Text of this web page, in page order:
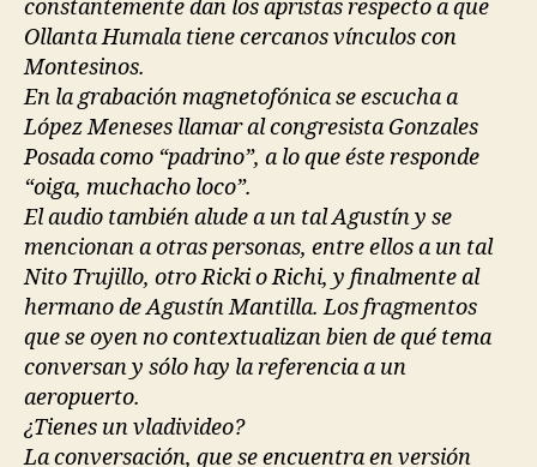
constantemente dan los apristas respecto a que
Ollanta Humala tiene cercanos vínculos con
Montesinos.
En la grabación magnetofónica se escucha a
López Meneses llamar al congresista Gonzales
Posada como “padrino”, a lo que éste responde
“oiga, muchacho loco”.
El audio también alude a un tal Agustín y se
mencionan a otras personas, entre ellos a un tal
Nito Trujillo, otro Ricki o Richi, y finalmente al
hermano de Agustín Mantilla. Los fragmentos
que se oyen no contextualizan bien de qué tema
conversan y sólo hay la referencia a un
aeropuerto.
¿Tienes un vladivideo?
La conversación, que se encuentra en versión